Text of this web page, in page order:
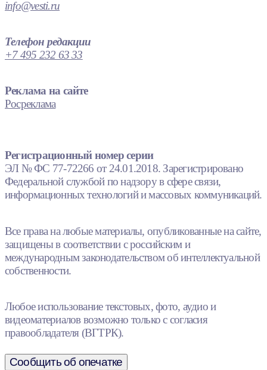
info@vesti.ru
Телефон редакции
+7 495 232 63 33
Реклама на сайте
Росреклама
Регистрационный номер серии
ЭЛ № ФС 77-72266 от 24.01.2018. Зарегистрировано
Федеральной службой по надзору в сфере связи,
информационных технологий и массовых коммуникаций.
Все права на любые материалы, опубликованные на сайте,
защищены в соответствии с российским и
международным законодательством об интеллектуальной
собственности.
Любое использование текстовых, фото, аудио и
видеоматериалов возможно только с согласия
правообладателя (ВГТРК).
Сообщить об опечатке